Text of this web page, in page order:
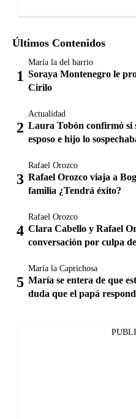
Últimos Contenidos
María la del barrio
Soraya Montenegro le
Cirilo
Actualidad
Laura Tobón confirmó si
esposo e hijo lo
Rafael Orozco
Rafael Orozco viaja a
familia ¿Tendrá éxito?
Rafael Orozco
Clara Cabello y Rafael
conversación por culpa
María la Caprichosa
María se entera de que
duda que el papá